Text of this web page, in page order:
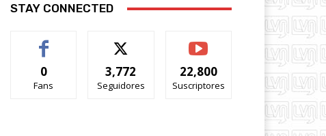
STAY CONNECTED
0
Fans
3,772
Seguidores
22,800
Suscriptores